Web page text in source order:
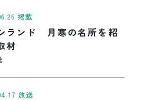
掲載
ランド 月寒の名所を紹
材
放送